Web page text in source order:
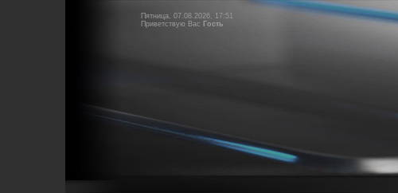
Пятница, 07.08.2026, 17:51
Приветствую Вас Гость